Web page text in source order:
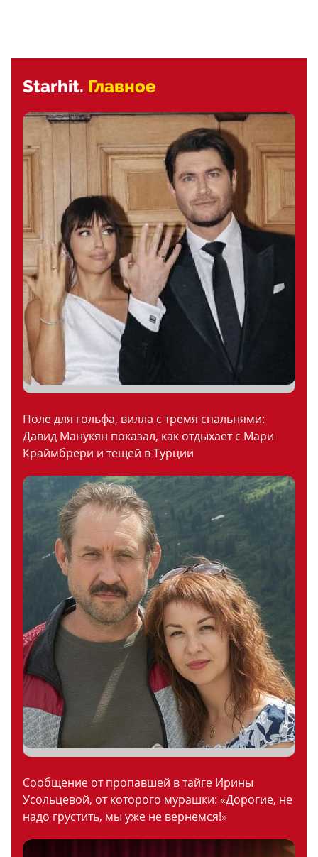
Starhit. Главное
Поле для гольфа, вилла с тремя спальнями:
Давид Манукян показал, как отдыхает с Мари
Краймбрери и тещей в Турции
Сообщение от пропавшей в тайге Ирины
Усольцевой, от которого мурашки: «Дорогие, не
надо грустить, мы уже не вернемся!»